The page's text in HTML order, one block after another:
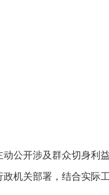
公开涉及群众切身利
机关部署，结合实际